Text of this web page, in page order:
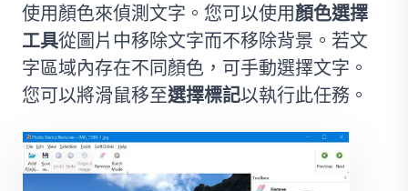
使用顏色來偵測文字。您可以使用顏色選擇
工具從圖片中移除文字而不移除背景。若文
字區域內存在不同顏色，可手動選擇文字。
您可以將滑鼠移至選擇標記以執行此任務。